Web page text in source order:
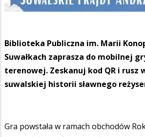
Biblioteka Publiczna im. Marii
Suwałkach zaprasza do mobilnej
terenowej. Zeskanuj kod QR i rusz
suwalskiej historii sławnego
Gra powstała w ramach obchodów